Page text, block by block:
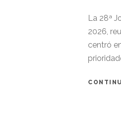
La 28ª
2026,
centró